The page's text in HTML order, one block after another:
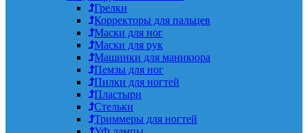
Грелки
Корректоры для пальцев
Маски для ног
Маски для рук
Машинки для маникюра
Пемзы для ног
Пилки для ногтей
Пластыри
Стельки
Триммеры для ногтей